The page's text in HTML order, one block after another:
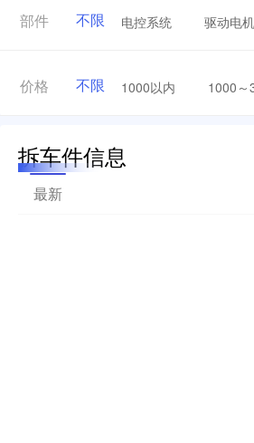
部件 不限 电控系统 驱动电机
价格 不限 1000以内 1000～
拆车件信息
最新